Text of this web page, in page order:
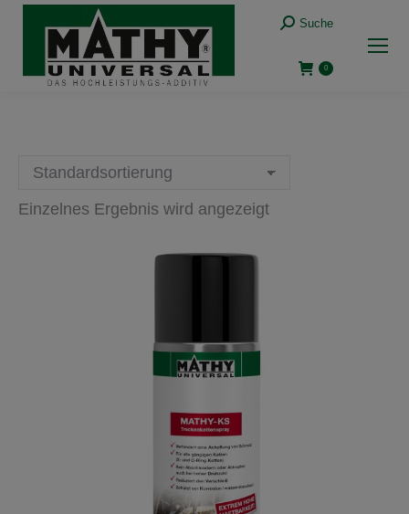
Suche:
Suche
0
Einzelnes Ergebnis wird angezeigt